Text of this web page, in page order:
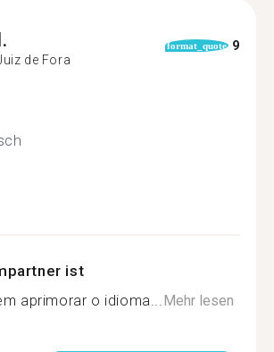
de Fora
format_quote 9
ist
aprimorar o idioma...Mehr lesen